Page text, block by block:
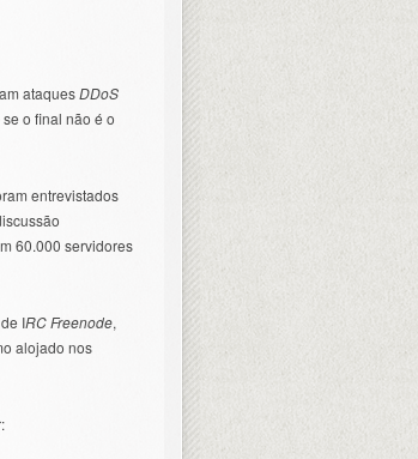
ataquesDDoS
se o final não é o
entrevistados
60.000 servidores
IRC Freenode,
alojado nos